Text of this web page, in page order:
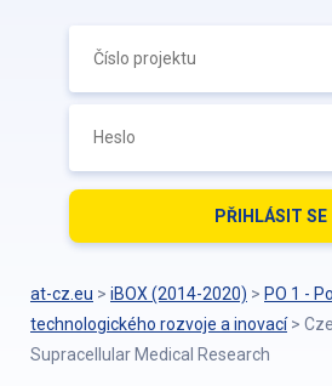
at-cz.eu > iBOX (2014-2020) > PO 1 -
technologického rozvoje a inovací >
Supracellular Medical Research